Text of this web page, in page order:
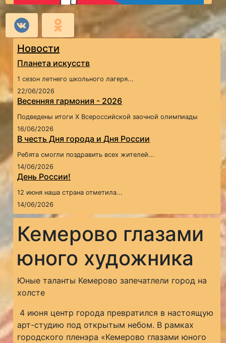
Новости
Планета искусств
1 сезон летнего школьного лагеря...
22/06/2026
Весенняя гармония - 2026
Подведены итоги X Всероссийской заочной олимпиады
16/06/2026
В честь Дня города и Дня России
Ребята смогли поздравить всех жителей...
14/06/2026
День России!
12 июня наша страна отметила...
14/06/2026
Кемерово глазами
юного художника
Юные таланты Кемерово запечатлели город на
холсте
4 июня центр города превратился в настоящую
арт-студию под открытым небом. В рамках
городского пленэра «Кемерово глазами юного